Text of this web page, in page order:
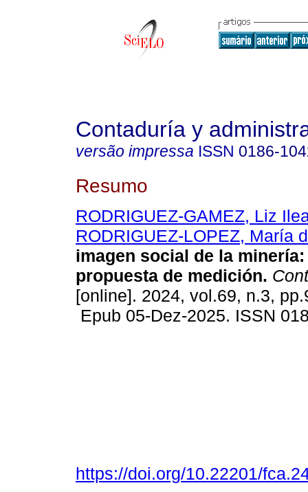
Contaduría y
versão impressa ISSN 0186-
Resumo
RODRIGUEZ-GAMEZ, Liz
RODRIGUEZ-LOPEZ, María
imagen social de la minería:
propuesta de medición.
[online]. 2024, vol.69, n.3,
Epub 05-Dez-2025. ISSN
https://doi.org/10.22201/